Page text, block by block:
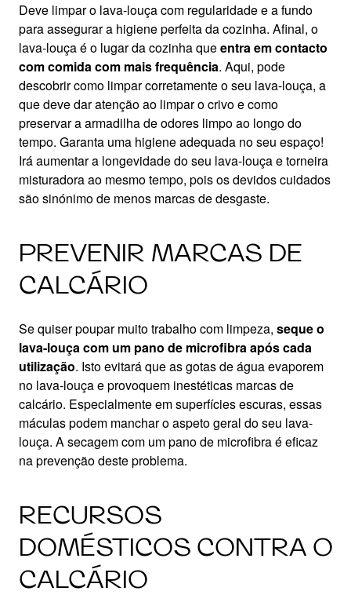
Deve limpar o lava-louça com regularidade e a fundo
para assegurar a higiene perfeita da cozinha. Afinal, o
lava-louça é o lugar da cozinha queentra em contacto
com comida com mais frequência. Aqui, pode
descobrir como limpar corretamente o seu lava-louça, a
que deve dar atenção ao limpar o crivo e como
preservar a armadilha de odores limpo ao longo do
tempo. Garanta uma higiene adequada no seu espaço!
Irá aumentar a longevidade do seu lava-louça e torneira
misturadora ao mesmo tempo, pois os devidos cuidados
são sinónimo de menos marcas de desgaste.
PREVENIR MARCAS DE
CALCÁRIO
Se quiser poupar muito trabalho com limpeza, seque o
lava-louça com um pano de microfibra após cada
utilização. Isto evitará que as gotas de água evaporem
no lava-louça e provoquem inestéticas marcas de
calcário. Especialmente em superfícies escuras, essas
máculas podem manchar o aspeto geral do seu lava-
louça. A secagem com um pano de microfibra é eficaz
na prevenção deste problema.
RECURSOS
DOMÉSTICOS CONTRA O
CALCÁRIO